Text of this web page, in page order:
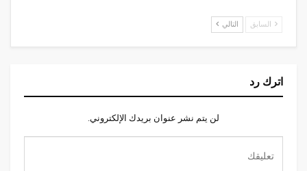
السابق التالي
اترك رد
لن يتم نشر عنوان بريدك الإلكتروني.